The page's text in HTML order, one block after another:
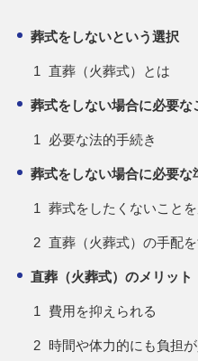
葬式をしないという選択
直葬（火葬式）とは
葬式をしない場合に必要な
必要な法的手続き
葬式をしない場合に必要な
葬式をしたくないこと
直葬（火葬式）の手配
直葬（火葬式）のメリット
費用を抑えられる
時間や体力的にも負担